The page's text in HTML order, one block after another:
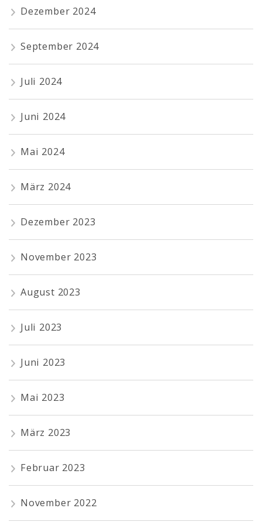
Dezember 2024
September 2024
Juli 2024
Juni 2024
Mai 2024
März 2024
Dezember 2023
November 2023
August 2023
Juli 2023
Juni 2023
Mai 2023
März 2023
Februar 2023
November 2022